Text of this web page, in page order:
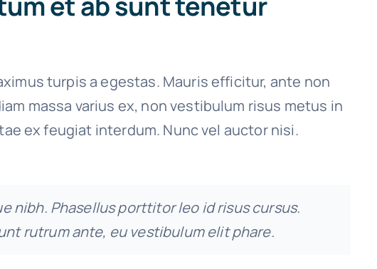
turpis a egestas. Mauris efficitur, ante non
massa varius ex, non vestibulum risus metus in
ex feugiat interdum. Nunc vel auctor nisi.
nibh. Phasellus porttitor leo id risus cursus.
rutrum ante, eu vestibulum elit phare.